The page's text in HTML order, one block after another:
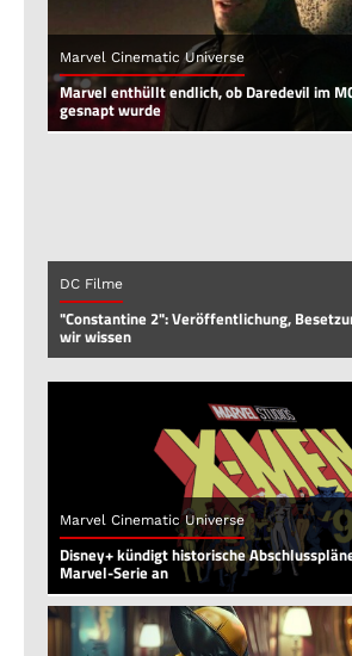
Marvel Cinematic Universe
Marvel enthüllt endlich, ob Daredevil im
gesnapt wurde
DC Filme
"Constantine 2": Veröffentlichung,
wir wissen
Marvel Cinematic Universe
Disney+ kündigt historische
Marvel-Serie an